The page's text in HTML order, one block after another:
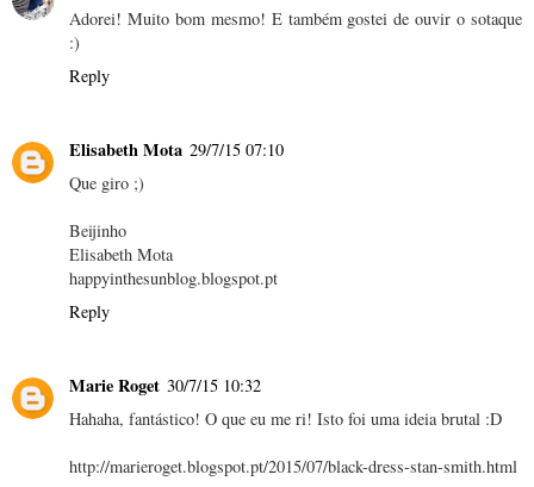
Adorei! Muito bom mesmo! E também gostei de ouvir o sotaque
:)
Reply
Elisabeth Mota 29/7/15 07:10
Que giro ;)
Beijinho
Elisabeth Mota
happyinthesunblog.blogspot.pt
Reply
Marie Roget 30/7/15 10:32
Hahaha, fantástico! O que eu me ri! Isto foi uma ideia brutal :D
http://marieroget.blogspot.pt/2015/07/black-dress-stan-smith.html